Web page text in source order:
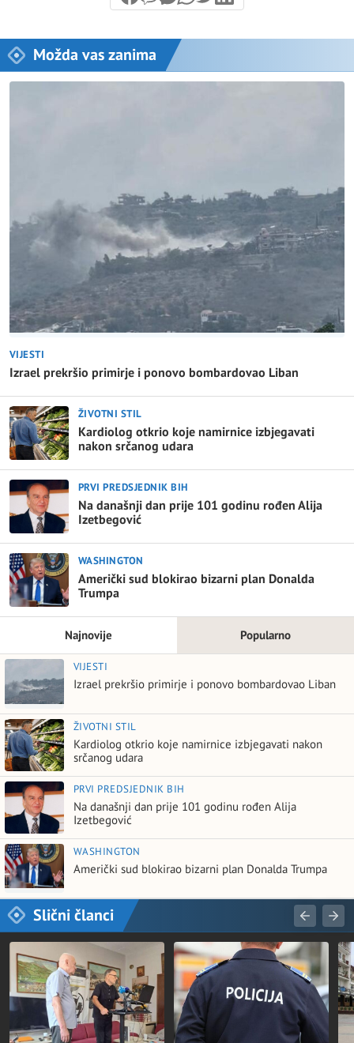
Možda vas zanima
VIJESTI
Izrael prekršio primirje i ponovo bombardovao Liban
ŽIVOTNI STIL
Kardiolog otkrio koje namirnice izbjegavati
nakon srčanog udara
PRVI PREDSJEDNIK BIH
Na današnji dan prije 101 godinu rođen Alija
Izetbegović
WASHINGTON
Američki sud blokirao bizarni plan Donalda
Trumpa
Najnovije Popularno
VIJESTI
Izrael prekršio primirje i ponovo bombardovao Liban
ŽIVOTNI STIL
Kardiolog otkrio koje namirnice izbjegavati nakon
srčanog udara
PRVI PREDSJEDNIK BIH
Na današnji dan prije 101 godinu rođen Alija
Izetbegović
WASHINGTON
Američki sud blokirao bizarni plan Donalda Trumpa
Slični članci